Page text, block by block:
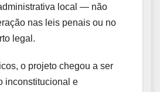
local — não
nas leis penais ou no
legal.
o projeto chegou a ser
inconstitucional e